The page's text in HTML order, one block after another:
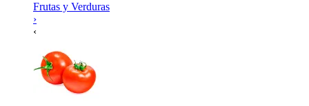
Frutas y Verduras
›
‹